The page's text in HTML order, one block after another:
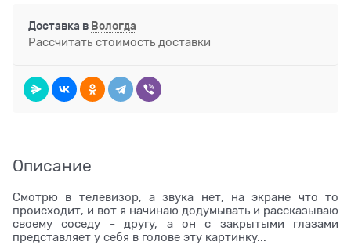
Доставка в Вологда
Рассчитать стоимость доставки
Описание
Смотрю в телевизор, а звука нет, на экране что то
происходит, и вот я начинаю додумывать и рассказываю
своему соседу - другу, а он с закрытыми глазами
представляет у себя в голове эту картинку...